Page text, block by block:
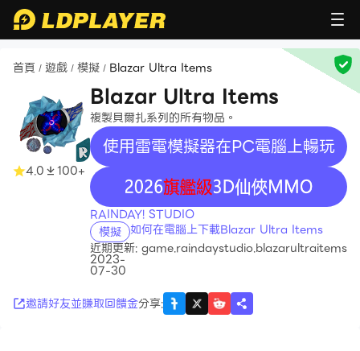
首頁 / 遊戲 / 模擬 / Blazar Ultra Items
4.0 100+
Blazar Ultra Items
複製貝爾扎系列的所有物品。
使用雷電模擬器在PC電腦上暢玩
recommend
RAINDAY! STUDIO
模擬 如何在電腦上下載Blazar Ultra Items
近期更新:
2023-
07-30
game.raindaystudio.blazarultraitems
邀請好友並賺取回饋金分享: